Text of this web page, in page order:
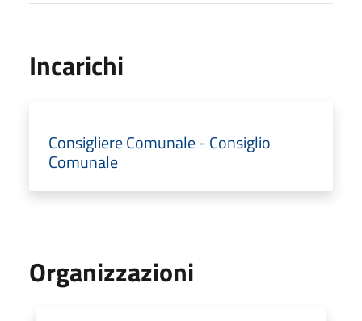
Incarichi
Consigliere Comunale - Consiglio
Comunale
Organizzazioni